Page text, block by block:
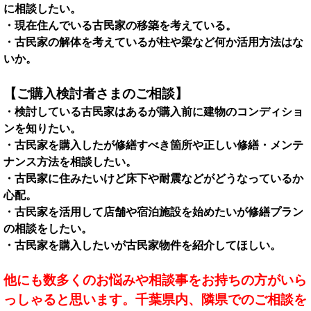
に相談したい。
・現在住んでいる古民家の移築を考えている。
・古民家の解体を考えているが柱や梁など何か活用方法はな
いか。
【ご購入検討者さまのご相談】
・検討している古民家はあるが購入前に建物のコンディショ
ンを知りたい。
・古民家を購入したが修繕すべき箇所や正しい修繕・メンテ
ナンス方法を相談したい。
・古民家に住みたいけど床下や耐震などがどうなっているか
心配。
・古民家を活用して店舗や宿泊施設を始めたいが修繕プラン
の相談をしたい。
・古民家を購入したいが古民家物件を紹介してほしい。
他にも数多くのお悩みや相談事をお持ちの方がいら
っしゃると思います。 千葉県内、隣県でのご相談を